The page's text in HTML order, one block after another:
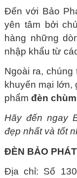
Đến với Bảo
yên tâm bởi
hàng những
nhập khẩu từ
Ngoài ra,
khuyến mại lớn,
phẩm đèn
Hãy đến ngay
đẹp nhất và tốt
ĐÈN BẢO PHÁT
Địa chỉ: Số